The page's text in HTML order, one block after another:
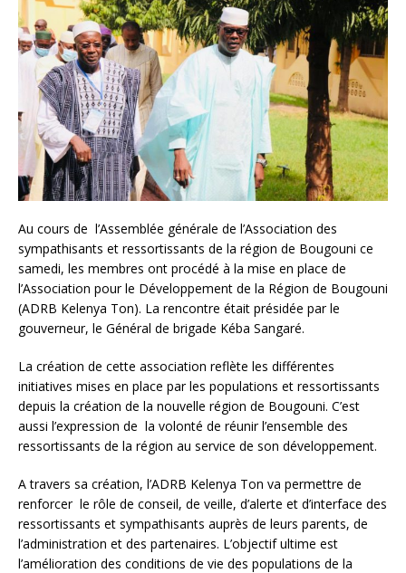
Au cours de l’Assemblée générale de l’Association des
sympathisants et ressortissants de la région de Bougouni ce
samedi, les membres ont procédé à la mise en place de
l’Association pour le Développement de la Région de Bougouni
(ADRB Kelenya Ton). La rencontre était présidée par le
gouverneur, le Général de brigade Kéba Sangaré.
La création de cette association reflète les différentes
initiatives mises en place par les populations et ressortissants
depuis la création de la nouvelle région de Bougouni. C’est
aussi l’expression de la volonté de réunir l’ensemble des
ressortissants de la région au service de son développement.
A travers sa création, l’ADRB Kelenya Ton va permettre de
renforcer le rôle de conseil, de veille, d’alerte et d’interface des
ressortissants et sympathisants auprès de leurs parents, de
l’administration et des partenaires. L’objectif ultime est
l’amélioration des conditions de vie des populations de la